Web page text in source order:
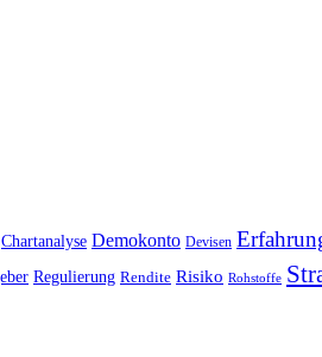
Chartanalyse Demokonto Devisen
Regulierung Rendite Risiko Rohstoffe